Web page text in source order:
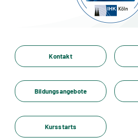
Kontakt Kontakt
Bildungsangebote
Kursstarts